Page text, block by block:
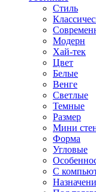
Стиль
Модерн
Хай-тек
Цвет
Белые
Венге
Светлые
Темные
Размер
Мини
Форма
Угловые
С